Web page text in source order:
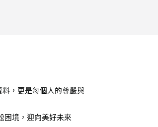
料，更是每個人的尊嚴與
困境，迎向美好未來